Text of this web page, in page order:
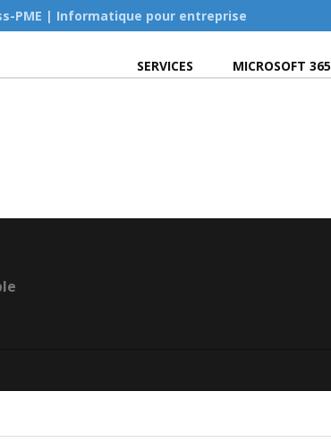
PME | Informatique pour entreprise
SERVICES MICROSOFT 365